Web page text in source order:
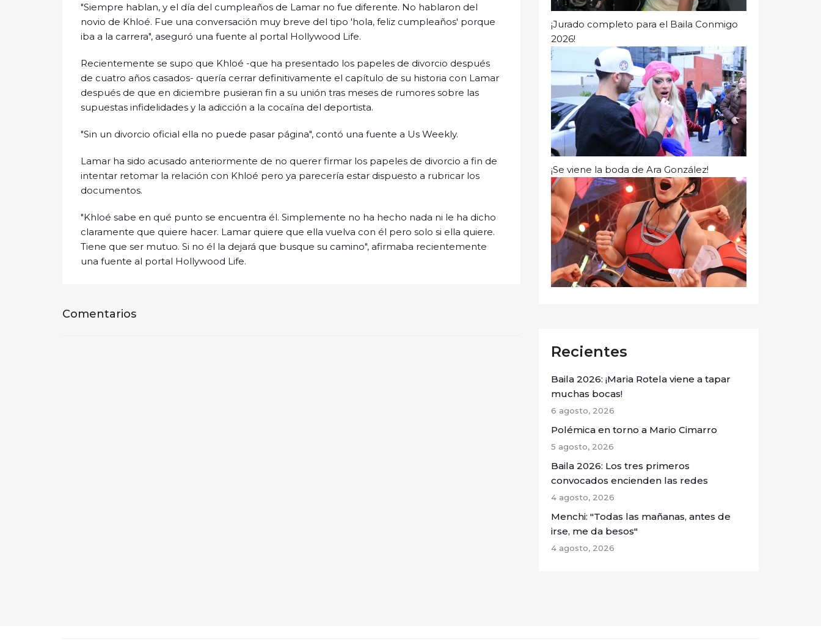
"Siempre hablan, y el día del cumpleaños de Lamar no fue diferente. No hablaron del
novio de Khloé. Fue una conversación muy breve del tipo 'hola, feliz cumpleaños' porque
iba a la carrera", aseguró una fuente al portal Hollywood Life.
Recientemente se supo que Khloé -que ha presentado los papeles de divorcio después
de cuatro años casados- quería cerrar definitivamente el capítulo de su historia con Lamar
después de que en diciembre pusieran fin a su unión tras meses de rumores sobre las
supuestas infidelidades y la adicción a la cocaína del deportista.
"Sin un divorcio oficial ella no puede pasar página", contó una fuente a Us Weekly.
Lamar ha sido acusado anteriormente de no querer firmar los papeles de divorcio a fin de
intentar retomar la relación con Khloé pero ya parecería estar dispuesto a rubricar los
documentos.
"Khloé sabe en qué punto se encuentra él. Simplemente no ha hecho nada ni le ha dicho
claramente que quiere hacer. Lamar quiere que ella vuelva con él pero solo si ella quiere.
Tiene que ser mutuo. Si no él la dejará que busque su camino", afirmaba recientemente
una fuente al portal Hollywood Life.
Comentarios
¡Jurado completo para el Baila Conmigo
2026!
¡Se viene la boda de Ara González!
Recientes
Baila 2026: ¡Maria Rotela viene a tapar
muchas bocas!
6 agosto, 2026
Polémica en torno a Mario Cimarro
5 agosto, 2026
Baila 2026: Los tres primeros
convocados encienden las redes
4 agosto, 2026
Menchi: "Todas las mañanas, antes de
irse, me da besos"
4 agosto, 2026